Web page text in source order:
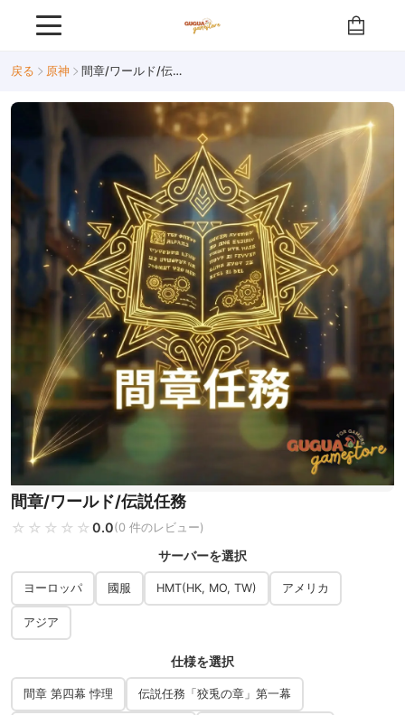
戻る 原神 間章/ワールド/伝説任務
間章/ワールド/伝説任務
☆☆☆☆☆
★★★★★ 0.0(0 件のレビュー)
サーバーを選択
ヨーロッパ 國服 HMT(HK, MO, TW) アメリカ
アジア
仕様を選択
間章 第四幕 悖理 伝説任務「狡兎の章」第一幕